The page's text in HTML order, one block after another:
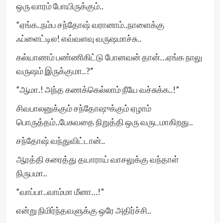
ஒரு வாரம் போயிருக்கும்..
“ஏங்க..நம்ப சந்தோஷ் வரானாம்..நாளைக்கு
ஃப்ளைட்டில! எவ்வளவு வருஷமாச்சு..
கல்யாணம் பண்ணிகிட்டு போனவன் தான்…ஏங்க நாலு
வருஷம் இருக்குமா..?”
“ஆமா.! அந்த கணக்கெல்லாம் நீயே வச்சுக்க..!”
சிவபாலனுக்கும் சந்தோஷுக்கும் ஏழாம்
பொருத்தம்..பேசுவதை நிறுத்தி ஒரு வருடமாகிறது..
சந்தோஷ் வந்துவிட்டான்..
ஆரத்தி கரைத்து தயாராய் வாசலுக்கு வந்தாள்
நிருபமா..
“வாப்பா..வாம்மா மீனா…!”
என்று நிமிர்ந்தவளுக்கு ஒரே அதிர்ச்சி..